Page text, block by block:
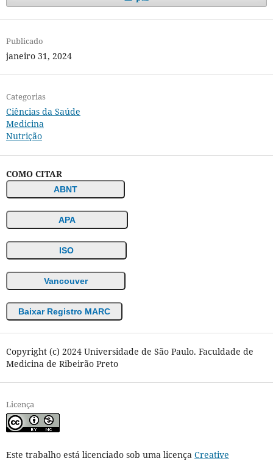
Publicado
janeiro 31, 2024
Categorias
Ciências da Saúde
Medicina
Nutrição
COMO CITAR
ABNT
APA
ISO
Vancouver
Baixar Registro MARC
Copyright (c) 2024 Universidade de São Paulo. Faculdade de
Medicina de Ribeirão Preto
Licença
Este trabalho está licenciado sob uma licença Creative